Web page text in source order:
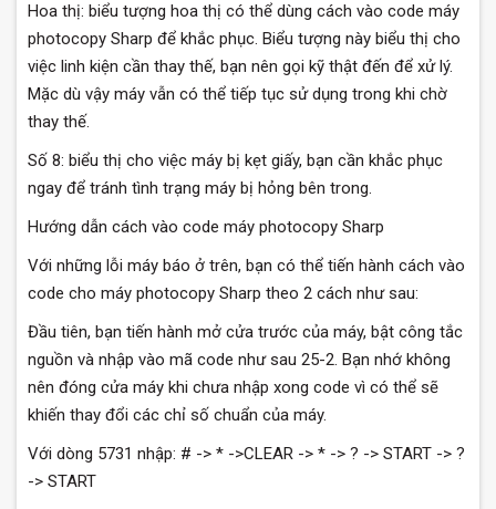
Hoa thị: biểu tượng hoa thị có thể dùng cách vào code máy
photocopy Sharp để khắc phục. Biểu tượng này biểu thị cho
việc linh kiện cần thay thế, bạn nên gọi kỹ thật đến để xử lý.
Mặc dù vậy máy vẫn có thể tiếp tục sử dụng trong khi chờ
thay thế.
Số 8: biểu thị cho việc máy bị kẹt giấy, bạn cần khắc phục
ngay để tránh tình trạng máy bị hỏng bên trong.
Hướng dẫn cách vào code máy photocopy Sharp
Với những lỗi máy báo ở trên, bạn có thể tiến hành cách vào
code cho máy photocopy Sharp theo 2 cách như sau:
Đầu tiên, bạn tiến hành mở cửa trước của máy, bật công tắc
nguồn và nhập vào mã code như sau 25-2. Bạn nhớ không
nên đóng cửa máy khi chưa nhập xong code vì có thể sẽ
khiến thay đổi các chỉ số chuẩn của máy.
Với dòng 5731 nhập: # -> * ->CLEAR -> * -> ? -> START -> ?
-> START